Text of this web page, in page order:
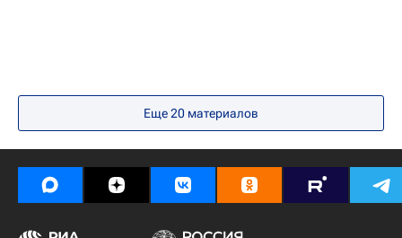
Еще20 материалов